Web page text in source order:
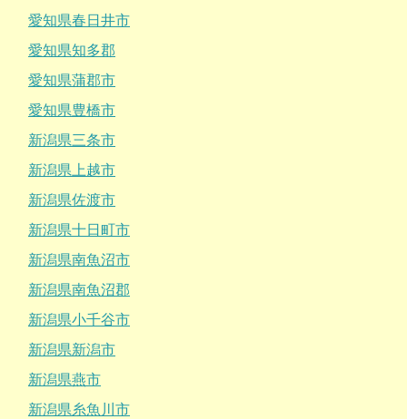
愛知県春日井市
愛知県知多郡
愛知県蒲郡市
愛知県豊橋市
新潟県三条市
新潟県上越市
新潟県佐渡市
新潟県十日町市
新潟県南魚沼市
新潟県南魚沼郡
新潟県小千谷市
新潟県新潟市
新潟県燕市
新潟県糸魚川市